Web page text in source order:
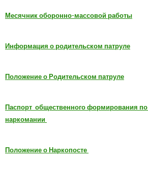
Месячник оборонно-массовой работы
Информация о родительском патруле
Положение о Родительском патруле
Паспорт общественного формирования
наркомании
Положение о Наркопосте